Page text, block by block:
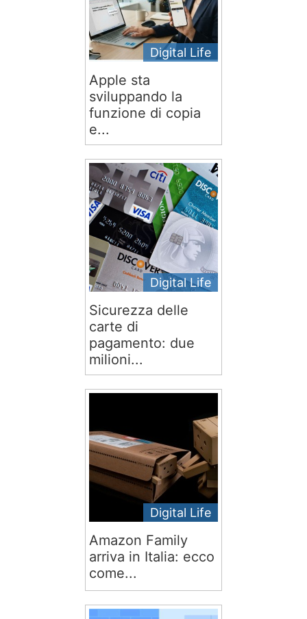
Digital Life
Apple sta
sviluppando la
funzione di copia
e...
Digital Life
Sicurezza delle
carte di
pagamento: due
milioni...
Digital Life
Amazon Family
arriva in Italia: ecco
come...